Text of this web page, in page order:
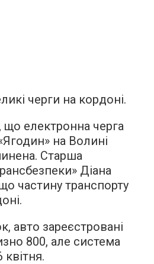
черги на кордоні.
що електронна черга
на Волині
Старша
Діана
частину транспорту
авто зареєстровані
800, але система
квітня.